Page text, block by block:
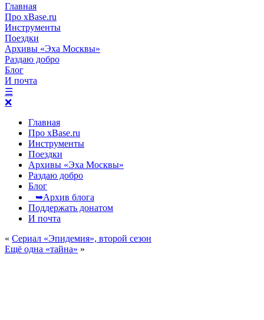
Главная
Про xBase.ru
Инструменты
Поездки
Архивы «Эха Москвы»
Раздаю добро
Блог
И почта
☰
❌
Главная
Про xBase.ru
Инструменты
Поездки
Архивы «Эха Москвы»
Раздаю добро
Блог
➥Архив блога
Поддержать донатом
И почта
« Сериал «Эпидемия», второй сезон
Ещё одна «тайна» »